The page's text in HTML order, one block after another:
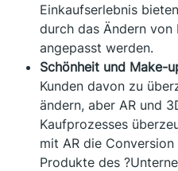
Einkaufserlebnis
durch das Ändern von
angepasst werden.
Schönheit und Make-
Kunden davon zu
ändern, aber AR und
Kaufprozesses
mit AR die
Produkte des